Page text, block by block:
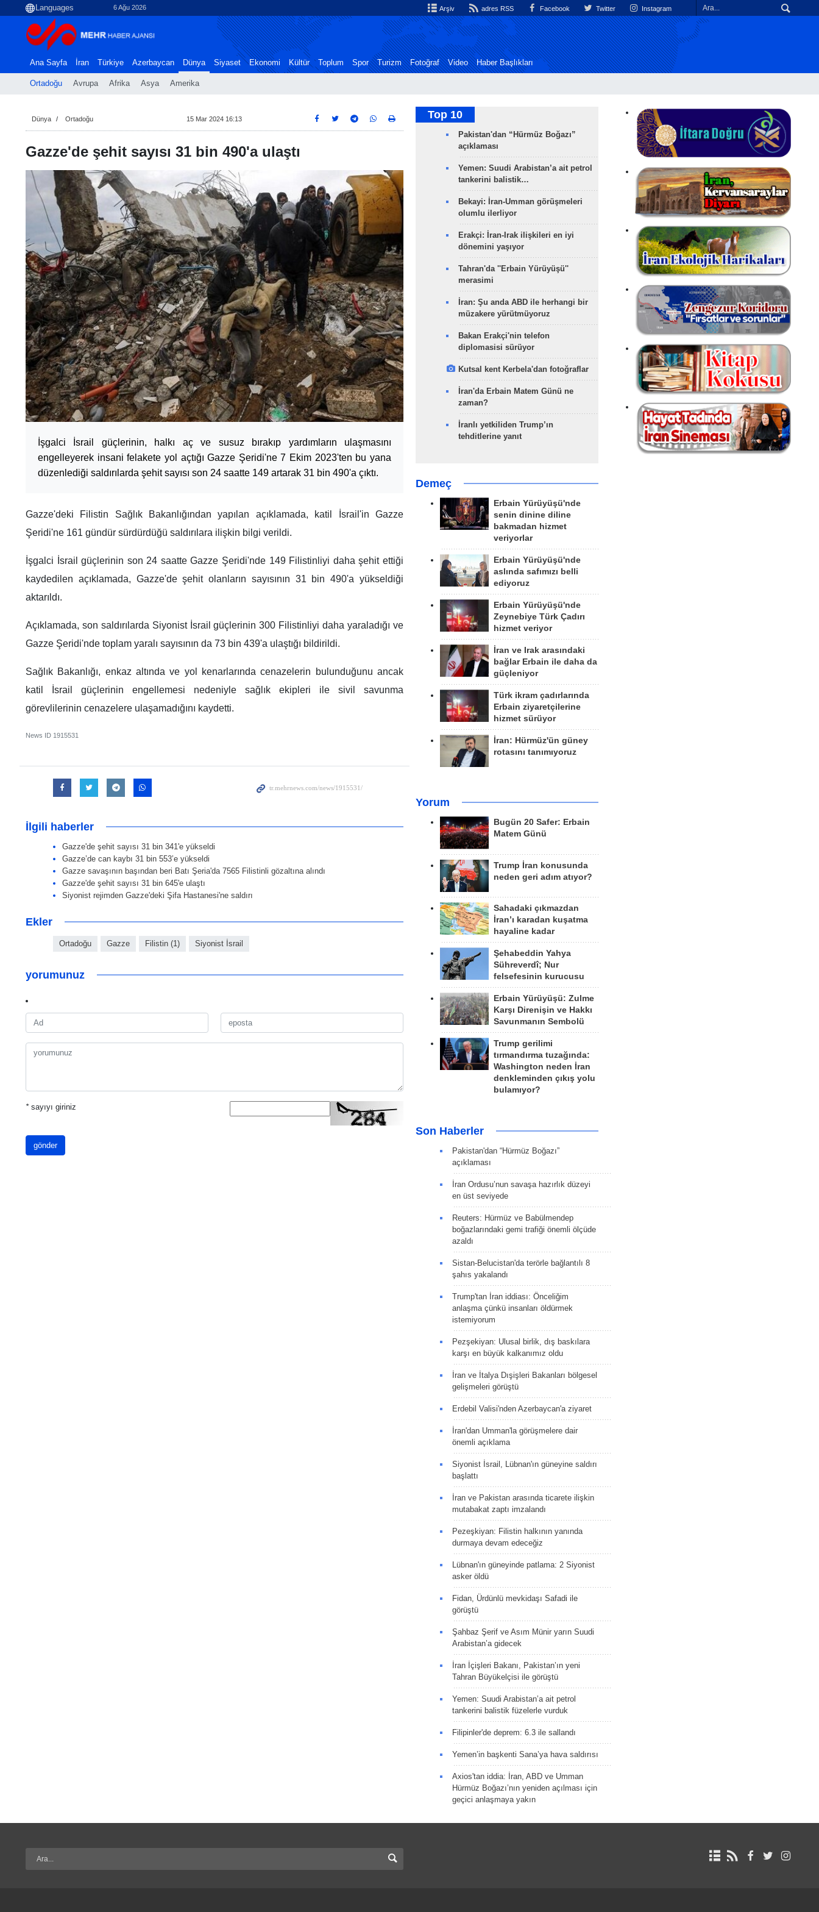
6 Ağu 2026 Arşiv adres RSS Facebook Twitter Instagram
Ana Sayfa İran Türkiye Azerbaycan Dünya
Ortadoğu Avrupa Afrika Asya Amerika
Siyaset Ekonomi Kültür Toplum Spor Turizm Fotoğraf Video Haber Başlıkları
Dünya Ortadoğu 15 Mar 2024 16:13
Gazze'de şehit sayısı 31 bin 490'a ulaştı
İşgalci İsrail güçlerinin, halkı aç ve susuz bırakıp yardımların ulaşmasını
engelleyerek insani felakete yol açtığı Gazze Şeridi'ne 7 Ekim 2023'ten bu yana
düzenlediği saldırılarda şehit sayısı son 24 saatte 149 artarak 31 bin 490'a çıktı.
Gazze'deki Filistin Sağlık Bakanlığından yapılan açıklamada, katil İsrail'in Gazze
Şeridi'ne 161 gündür sürdürdüğü saldırılara ilişkin bilgi verildi.
İşgalci İsrail güçlerinin son 24 saatte Gazze Şeridi'nde 149 Filistinliyi daha şehit ettiği
kaydedilen açıklamada, Gazze'de şehit olanların sayısının 31 bin 490'a yükseldiği
aktarıldı.
Açıklamada, son saldırılarda Siyonist İsrail güçlerinin 300 Filistinliyi daha yaraladığı ve
Gazze Şeridi'nde toplam yaralı sayısının da 73 bin 439'a ulaştığı bildirildi.
Sağlık Bakanlığı, enkaz altında ve yol kenarlarında cenazelerin bulunduğunu ancak
katil İsrail güçlerinin engellemesi nedeniyle sağlık ekipleri ile sivil savunma
görevlilerinin cenazelere ulaşamadığını kaydetti.
News ID 1915531
İlgili haberler
Gazze'de şehit sayısı 31 bin 341'e yükseldi
Gazze’de can kaybı 31 bin 553’e yükseldi
Gazze savaşının başından beri Batı Şeria'da 7565 Filistinli gözaltına alındı
Gazze'de şehit sayısı 31 bin 645'e ulaştı
Siyonist rejimden Gazze'deki Şifa Hastanesi'ne saldırı
Ekler
Ortadoğu Gazze Filistin (1) Siyonist İsrail
yorumunuz
*sayıyı giriniz
gönder
Top 10
Pakistan'dan “Hürmüz Boğazı”
açıklaması
Yemen: Suudi Arabistan’a ait petrol
tankerini balistik…
Bekayi: İran-Umman görüşmeleri
olumlu ilerliyor
Erakçi: İran-Irak ilişkileri en iyi
dönemini yaşıyor
Tahran'da ''Erbain Yürüyüşü''
merasimi
İran: Şu anda ABD ile herhangi bir
müzakere yürütmüyoruz
Bakan Erakçi'nin telefon
diplomasisi sürüyor
Kutsal kent Kerbela'dan fotoğraflar
İran'da Erbain Matem Günü ne
zaman?
İranlı yetkiliden Trump’ın
tehditlerine yanıt
Demeç
Erbain Yürüyüşü'nde
senin dinine diline
bakmadan hizmet
veriyorlar
Erbain Yürüyüşü'nde
aslında safımızı belli
ediyoruz
Erbain Yürüyüşü'nde
Zeynebiye Türk Çadırı
hizmet veriyor
İran ve Irak arasındaki
bağlar Erbain ile daha da
güçleniyor
Türk ikram çadırlarında
Erbain ziyaretçilerine
hizmet sürüyor
İran: Hürmüz'ün güney
rotasını tanımıyoruz
Yorum
Bugün 20 Safer: Erbain
Matem Günü
Trump İran konusunda
neden geri adım atıyor?
Sahadaki çıkmazdan
İran’ı karadan kuşatma
hayaline kadar
Şehabeddin Yahya
Sühreverdî; Nur
felsefesinin kurucusu
Erbain Yürüyüşü: Zulme
Karşı Direnişin ve Hakkı
Savunmanın Sembolü
Trump gerilimi
tırmandırma tuzağında:
Washington neden İran
denkleminden çıkış yolu
bulamıyor?
Son Haberler
Pakistan'dan “Hürmüz Boğazı”
açıklaması
İran Ordusu’nun savaşa hazırlık düzeyi
en üst seviyede
Reuters: Hürmüz ve Babülmendep
boğazlarındaki gemi trafiği önemli ölçüde
azaldı
Sistan-Belucistan'da terörle bağlantılı 8
şahıs yakalandı
Trump'tan İran iddiası: Önceliğim
anlaşma çünkü insanları öldürmek
istemiyorum
Pezşekiyan: Ulusal birlik, dış baskılara
karşı en büyük kalkanımız oldu
İran ve İtalya Dışişleri Bakanları bölgesel
gelişmeleri görüştü
Erdebil Valisi'nden Azerbaycan'a ziyaret
İran'dan Umman'la görüşmelere dair
önemli açıklama
Siyonist İsrail, Lübnan'ın güneyine saldırı
başlattı
İran ve Pakistan arasında ticarete ilişkin
mutabakat zaptı imzalandı
Pezeşkiyan: Filistin halkının yanında
durmaya devam edeceğiz
Lübnan'ın güneyinde patlama: 2 Siyonist
asker öldü
Fidan, Ürdünlü mevkidaşı Safadi ile
görüştü
Şahbaz Şerif ve Asım Münir yarın Suudi
Arabistan’a gidecek
İran İçişleri Bakanı, Pakistan’ın yeni
Tahran Büyükelçisi ile görüştü
Yemen: Suudi Arabistan’a ait petrol
tankerini balistik füzelerle vurduk
Filipinler'de deprem: 6.3 ile sallandı
Yemen’in başkenti Sana’ya hava saldırısı
Axios'tan iddia: İran, ABD ve Umman
Hürmüz Boğazı’nın yeniden açılması için
geçici anlaşmaya yakın